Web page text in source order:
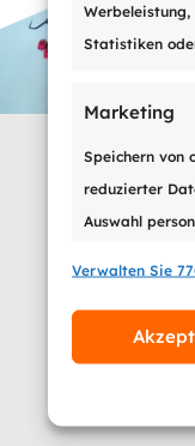
Statistiken
Marketing
Speichern von
reduzierter
Auswahl
Identifikation
Informationen.
Verwalten Sie